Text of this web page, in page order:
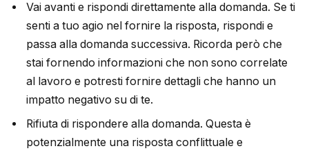
Vai avanti e rispondi direttamente alla domanda. Se ti
senti a tuo agio nel fornire la risposta, rispondi e
passa alla domanda successiva. Ricorda però che
stai fornendo informazioni che non sono correlate
al lavoro e potresti fornire dettagli che hanno un
impatto negativo su di te.
Rifiuta di rispondere alla domanda. Questa è
potenzialmente una risposta conflittuale e